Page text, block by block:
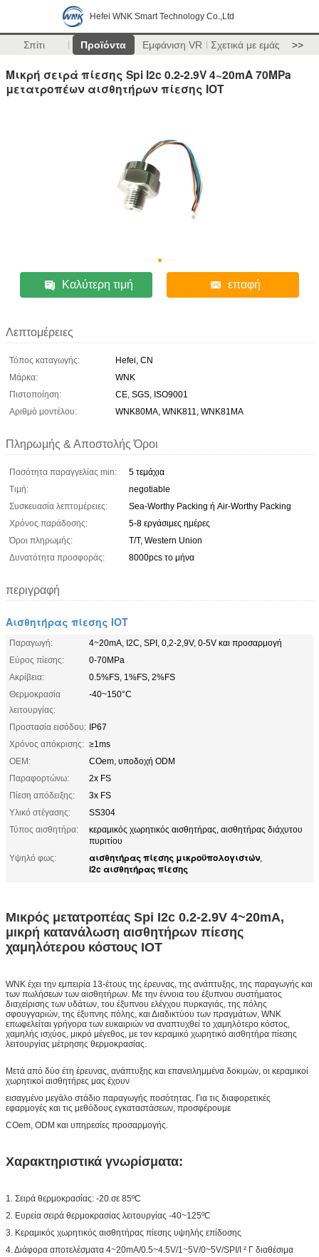
Hefei WNK Smart Technology Co.,Ltd
Σπίτι Προϊόντα Εμφάνιση VR Σχετικά με εμάς >>
Μικρή σειρά πίεσης Spi I2c 0.2-2.9V 4~20mA 70MPa
μετατροπέων αισθητήρων πίεσης IOT
Καλύτερη τιμή επαφή
Λεπτομέρειες
Τόπος καταγωγής:
Hefei, CN
Μάρκα:
WNK
Πιστοποίηση:
CE, SGS, ISO9001
Αριθμό μοντέλου:
WNK80MA, WNK811, WNK81MA
Πληρωμής & Αποστολής Όροι
Ποσότητα παραγγελίας min:
5 τεμάχια
Τιμή:
negotiable
Συσκευασία λεπτομέρειες:
Sea-Worthy Packing ή Air-Worthy Packing
Χρόνος παράδοσης:
5-8 εργάσιμες ημέρες
Όροι πληρωμής:
T/T, Western Union
Δυνατότητα προσφοράς:
8000pcs το μήνα
περιγραφή
Αισθητήρας πίεσης IOT
Παραγωγή:
4~20mA, I2C, SPI, 0,2-2,9V, 0-5V και προσαρμογή
Εύρος πίεσης:
0-70MPa
Ακρίβεια:
0.5%FS, 1%FS, 2%FS
Θερμοκρασία
λειτουργίας:
-40~150°C
Προστασία εισόδου: IP67
Χρόνος απόκρισης: ≥1ms
OEM:
COem, υποδοχή ODM
Παραφορτώνω:
2x FS
Πίεση απόδειξης:
3x FS
Υλικό στέγασης:
SS304
Τύπος αισθητήρα:
κεραμικός χωρητικός αισθητήρας, αισθητήρας διάχυτου
πυριτίου
Υψηλό φως:
αισθητήρας πίεσης μικροϋπολογιστών,
i2c αισθητήρας πίεσης
Μικρός μετατροπέας Spi I2c 0.2-2.9V 4~20mA,
μικρή κατανάλωση αισθητήρων πίεσης
χαμηλότερου κόστους IOT
WNK έχει την εμπειρία 13-έτους της έρευνας, της ανάπτυξης, της παραγωγής και
των πωλήσεων των αισθητήρων. Με την έννοια του έξυπνου συστήματος
διαχείρισης των υδάτων, του έξυπνου ελέγχου πυρκαγιάς, της πόλης
σφουγγαριών, της έξυπνης πόλης, και Διαδικτύου των πραγμάτων, WNK
επωφελείται γρήγορα των ευκαιριών να αναπτυχθεί το χαμηλότερο κόστος,
χαμηλής ισχύος, μικρό μέγεθος, με τον κεραμικό χωρητικό αισθητήρα πίεσης
λειτουργίας μέτρησης θερμοκρασίας.
Μετά από δύο έτη έρευνας, ανάπτυξης και επανειλημμένα δοκιμών, οι κεραμικοί
χωρητικοί αισθητήρες μας έχουν
εισαγμένο μεγάλο στάδιο παραγωγής ποσότητας. Για τις διαφορετικές
εφαρμογές και τις μεθόδους εγκαταστάσεων, προσφέρουμε
COem, ODM και υπηρεσίες προσαρμογής.
Χαρακτηριστικά γνωρίσματα:
1. Σειρά θερμοκρασίας: -20 σε 85ºC
2. Ευρεία σειρά θερμοκρασίας λειτουργίας -40~125ºC
3. Κεραμικός χωρητικός αισθητήρας πίεσης υψηλής επίδοσης
4. Διάφορα αποτελέσματα 4~20mA/0.5~4.5V/1~5V/0~5V/SPI/Ι ² Γ διαθέσιμα